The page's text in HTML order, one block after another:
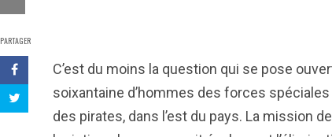
PARTAGER
C’est du moins la question qui se pose
soixantaine d’hommes des forces
des pirates, dans l’est du pays. La mission